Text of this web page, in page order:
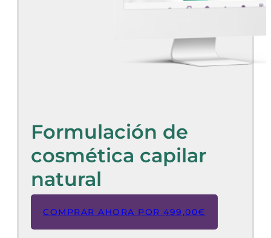
Formulación de
cosmética capilar
natural
COMPRAR AHORA POR 499,00€